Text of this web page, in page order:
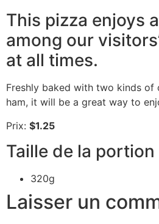
This pizza enjoys
among our
at all times.
Freshly baked with two kinds of
ham, it will be a great way to
Prix: $1.25
Taille de la portion
320g
Laisser un